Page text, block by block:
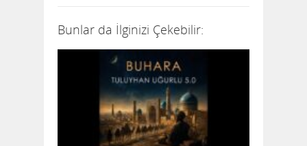
Bunlar da İlginizi Çekebilir: